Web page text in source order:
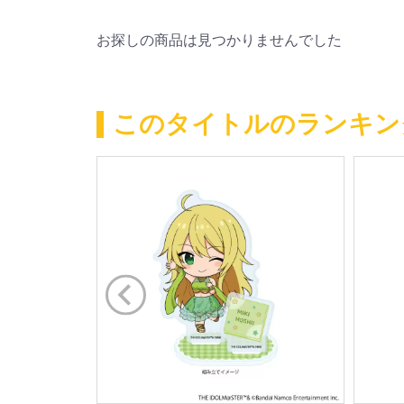
お探しの商品は見つかりませんでした
このタイトルのランキ